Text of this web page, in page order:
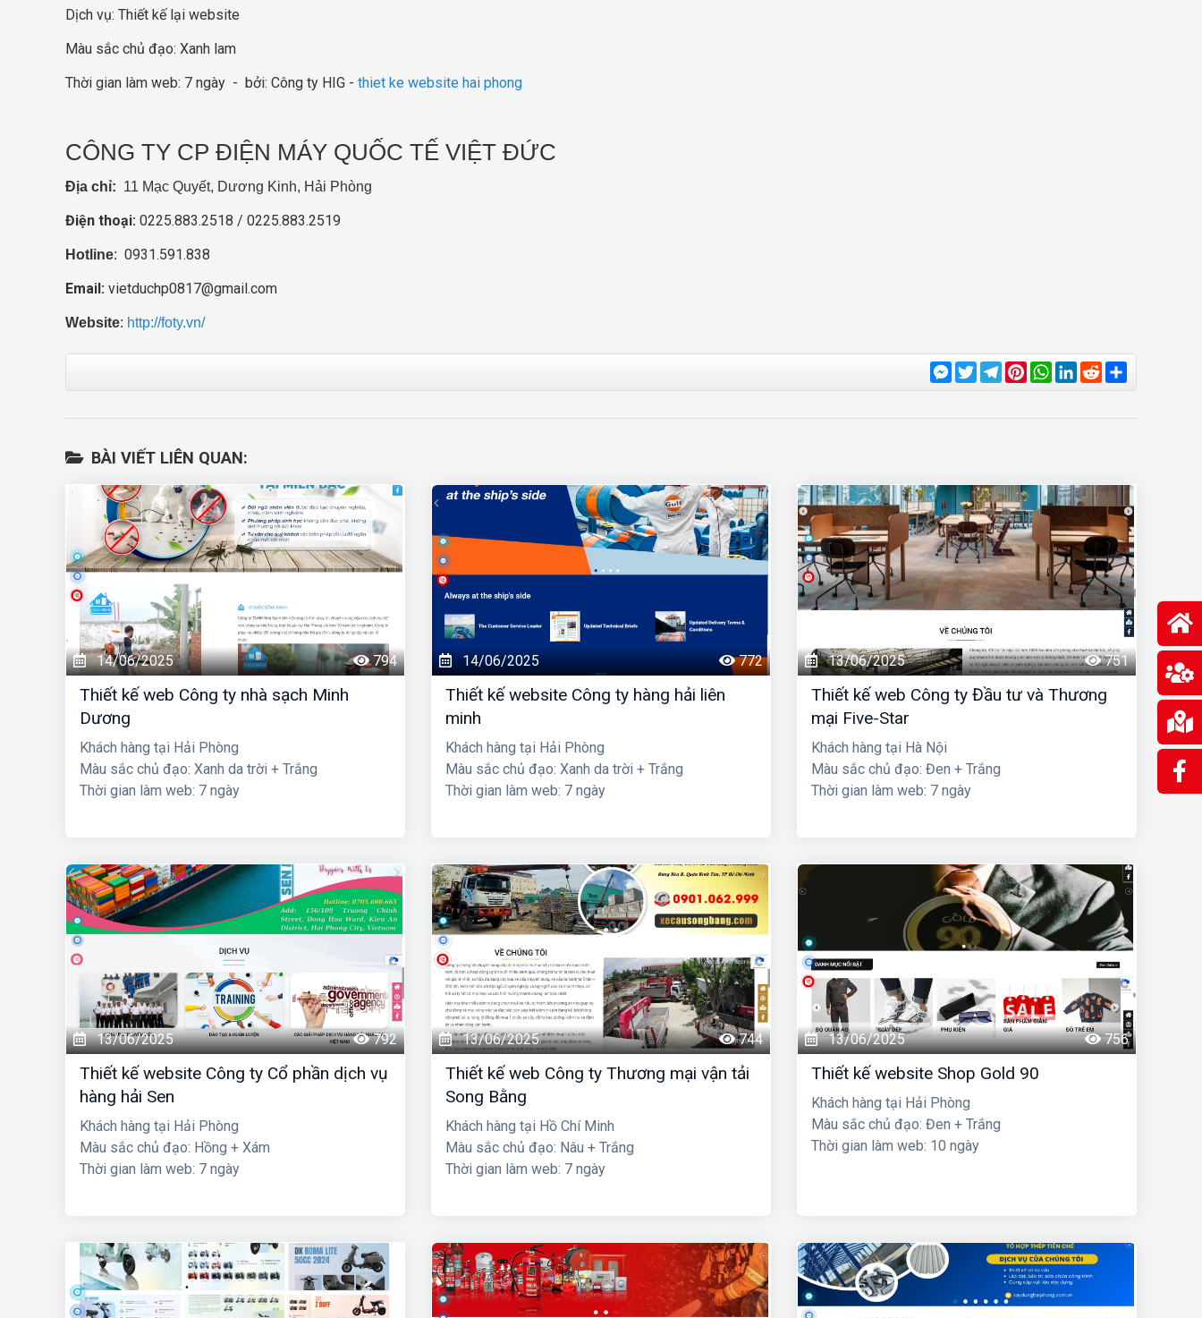
Dịch vụ: Thiết kế lại website
Màu sắc chủ đạo: Xanh lam
Thời gian làm web: 7 ngày - bởi: Công ty HIG - thiet ke website hai phong
CÔNG TY CP ĐIỆN MÁY QUỐC TẾ VIỆT ĐỨC
Địa chỉ: 11 Mạc Quyết, Dương Kinh, Hải Phòng
Điện thoại: 0225.883.2518 / 0225.883.2519
Hotline: 0931.591.838
Email: vietduchp0817@gmail.com
Website: http://foty.vn/
Messenger
TwitterTelegram
Pinterest
WhatsApp
LinkedIn
Reddit
BÀI VIẾT LIÊN QUAN:
14/06/2025 794
Thiết kế web Công ty nhà sạch Minh
Dương
Khách hàng tại Hải Phòng
Màu sắc chủ đạo: Xanh da trời + Trắng
Thời gian làm web: 7 ngày
14/06/2025 772
Thiết kế website Công ty hàng hải liên
minh
Khách hàng tại Hải Phòng
Màu sắc chủ đạo: Xanh da trời + Trắng
Thời gian làm web: 7 ngày
13/06/2025 751
Thiết kế web Công ty Đầu tư và Thương
mại Five-Star
Khách hàng tại Hà Nội
Màu sắc chủ đạo: Đen + Trắng
Thời gian làm web: 7 ngày
13/06/2025 792
Thiết kế website Công ty Cổ phần dịch vụ
hàng hải Sen
Khách hàng tại Hải Phòng
Màu sắc chủ đạo: Hồng + Xám
Thời gian làm web: 7 ngày
13/06/2025 744
Thiết kế web Công ty Thương mại vận tải
Song Bằng
Khách hàng tại Hồ Chí Minh
Màu sắc chủ đạo: Nâu + Trắng
Thời gian làm web: 7 ngày
13/06/2025 756
Thiết kế website Shop Gold 90
Khách hàng tại Hải Phòng
Màu sắc chủ đạo: Đen + Trắng
Thời gian làm web: 10 ngày